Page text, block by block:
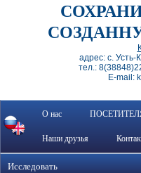
адрес: с. Усть-
тел.:
E-mail:
О нас
Наши друзья
Исследовать